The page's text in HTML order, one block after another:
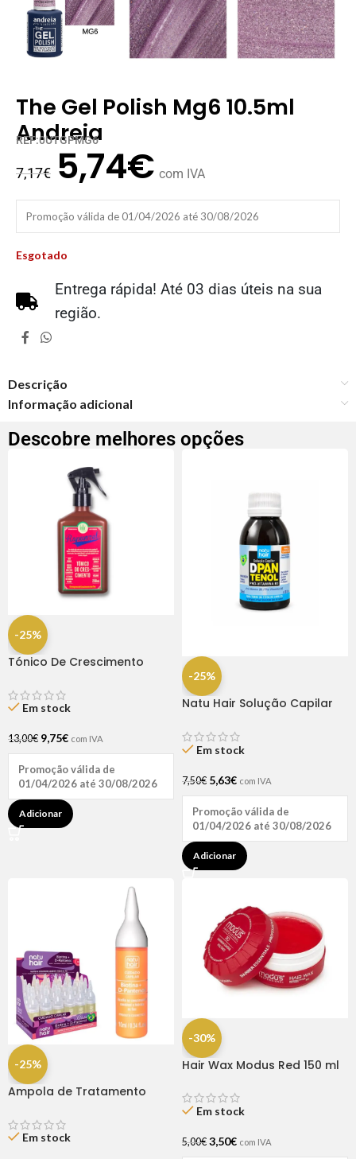
The Gel Polish Mg6 10.5ml
Andreia
REF:0UTGPMG6
7,17€ 5,74€ com IVA
Promoção válida de 01/04/2026 até 30/08/2026
Esgotado
Entrega rápida! Até 03 dias úteis na sua
região.
Descrição
Informação adicional
Descobre melhores opções
-25%
Tónico De Crescimento
Em stock
13,00€ 9,75€ com IVA
Promoção válida de
01/04/2026 até 30/08/2026
Adicionar
-25%
Natu Hair Solução Capilar
Em stock
7,50€ 5,63€ com IVA
Promoção válida de
01/04/2026 até 30/08/2026
Adicionar
-25%
Ampola de Tratamento
Hair (1 UNIDADE)
Em stock
-30%
Hair Wax Modus Red 150 ml
Em stock
5,00€ 3,50€ com IVA